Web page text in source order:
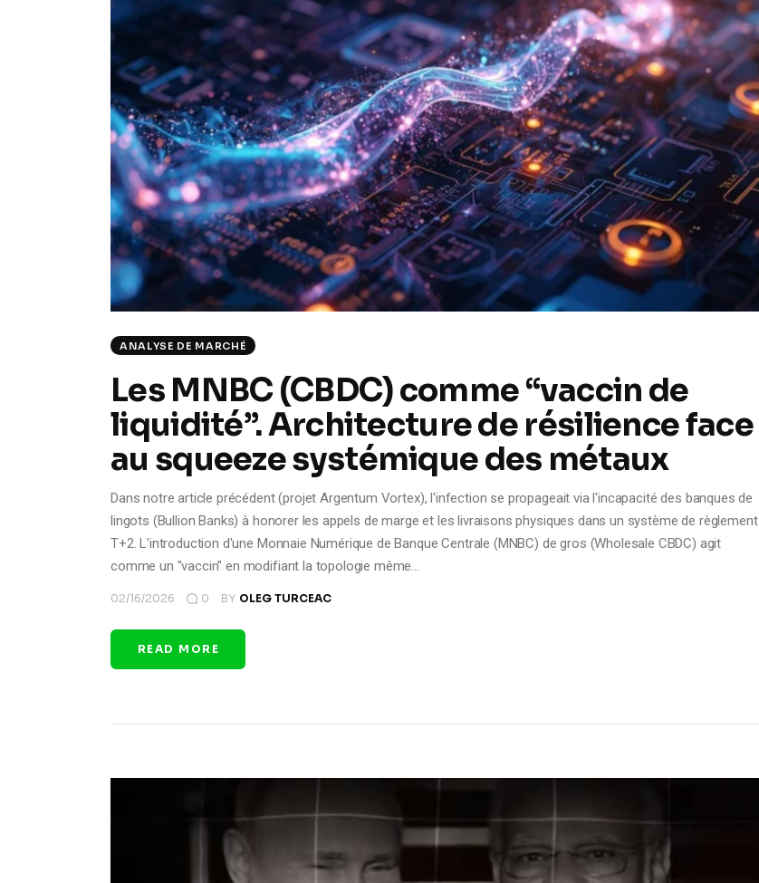
ANALYSE DE MARCHÉ
Les MNBC (CBDC) comme “vaccin de
liquidité”. Architecture de résilience face
au squeeze systémique des métaux
Dans notre article précédent (projet Argentum Vortex), l'infection se propageait via l'incapacité des banques de
lingots (Bullion Banks) à honorer les appels de marge et les livraisons physiques dans un système de règlement
T+2. L'introduction d'une Monnaie Numérique de Banque Centrale (MNBC) de gros (Wholesale CBDC) agit
comme un "vaccin" en modifiant la topologie même…
02/16/2026 0 BY OLEG TURCEAC
READ MORE